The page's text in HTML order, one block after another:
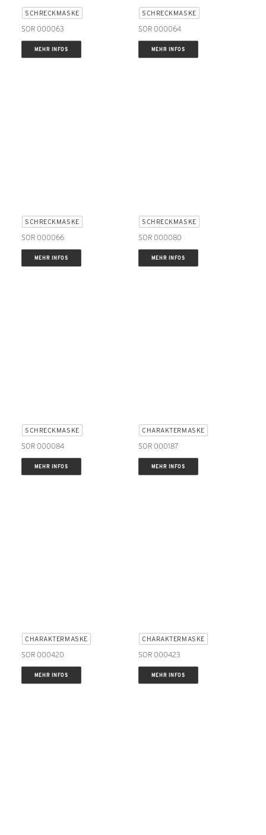
SCHRECKMASKE
SOR 000063
MEHR INFOS
SCHRECKMASKE
SOR 000064
MEHR INFOS
SCHRECKMASKE
SOR 000066
MEHR INFOS
SCHRECKMASKE
SOR 000080
MEHR INFOS
SCHRECKMASKE
SOR 000084
MEHR INFOS
CHARAKTERMASKE
SOR 000187
MEHR INFOS
CHARAKTERMASKE
SOR 000420
MEHR INFOS
CHARAKTERMASKE
SOR 000423
MEHR INFOS